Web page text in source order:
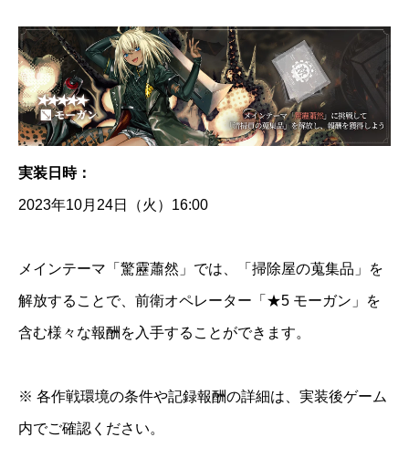
実装日時：
2023年10月24日（火）16:00
メインテーマ「驚靂蕭然」では、「掃除屋の蒐集品」を
解放することで、前衛オペレーター「★5 モーガン」を
含む様々な報酬を入手することができます。
※ 各作戦環境の条件や記録報酬の詳細は、実装後ゲーム
内でご確認ください。